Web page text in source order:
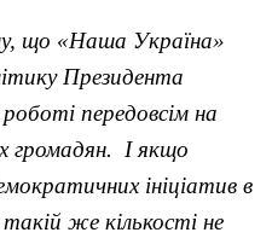
що «Наша Україна»
Президента
передовсім на
громадян. І якщо
ініціатив в
же кількості не